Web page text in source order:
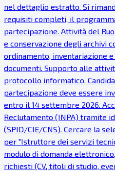
nel dettaglio estratto. Si
requisiti completi, il
partecipazione. Attività del
e conservazione degli archivi
ordinamento, inventariazione
documenti. Supporto alle
protocollo informatico.
partecipazione deve essere
entro il 14 settembre 2026.
Reclutamento (INPA) tramite
(SPID/CIE/CNS). Cercare la
per "Istruttore dei servizi
modulo di domanda
richiesti (CV, titoli di studio,